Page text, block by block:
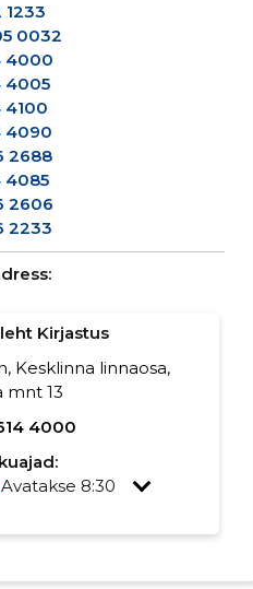
1233
0032
4000
4005
4100
4090
2688
4085
2606
2233
Kirjastus
Kesklinna linnaosa,
mnt 13
4000
Avatakse 8:30